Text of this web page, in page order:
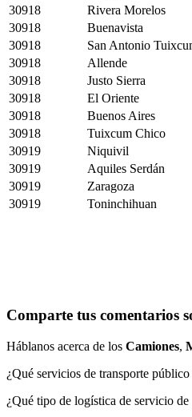
30918
Rivera Morelos
30918
Buenavista
30918
San Antonio
30918
Allende
30918
Justo Sierra
30918
El Oriente
30918
Buenos Aires
30918
Tuixcum Chico
30919
Niquivil
30919
Aquiles Serdán
30919
Zaragoza
30919
Toninchihuan
Comparte tus comentarios
Háblanos acerca de los Camiones,
¿Qué servicios de transporte
¿Qué tipo de logística de servicio